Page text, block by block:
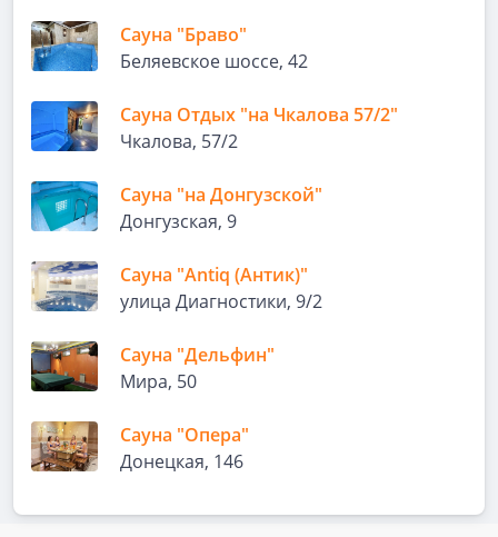
Сауна "Браво"
Беляевское шоссе, 42
Сауна Отдых "на Чкалова 57/2"
Чкалова, 57/2
Сауна "на Донгузской"
Донгузская, 9
Сауна "Antiq (Антик)"
улица Диагностики, 9/2
Сауна "Дельфин"
Мира, 50
Сауна "Опера"
Донецкая, 146